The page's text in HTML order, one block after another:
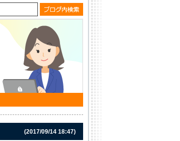
(2017/09/14 18:47)